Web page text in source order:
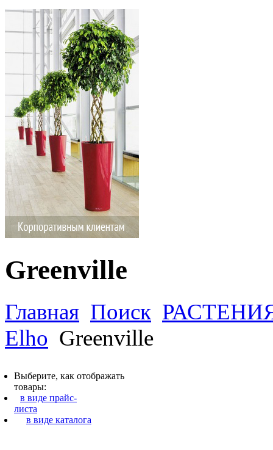
Greenville
Главная Поиск
Elho Greenville
Выберите, как отображать
товары:
в виде прайс-
листа
в виде каталога